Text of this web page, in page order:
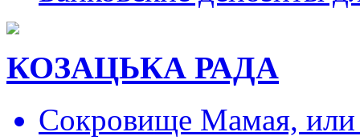
КОЗАЦЬКА РАДА
Сокровище Мамая, или